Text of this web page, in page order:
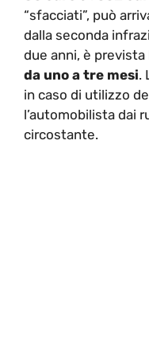
“sfacciati”, può
dalla seconda
due anni, è
da uno a tre mesi.
in caso di utilizzo
l’automobilista dai
circostante.